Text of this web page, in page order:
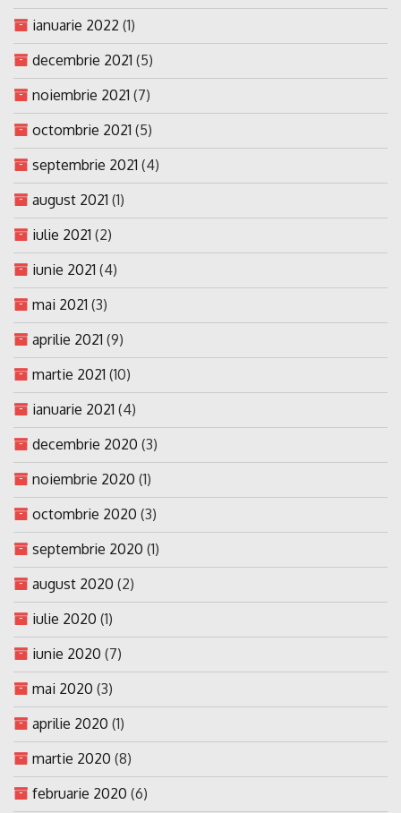
ianuarie 2022 (1)
decembrie 2021 (5)
noiembrie 2021 (7)
octombrie 2021 (5)
septembrie 2021 (4)
august 2021 (1)
iulie 2021 (2)
iunie 2021 (4)
mai 2021 (3)
aprilie 2021 (9)
martie 2021 (10)
ianuarie 2021 (4)
decembrie 2020 (3)
noiembrie 2020 (1)
octombrie 2020 (3)
septembrie 2020 (1)
august 2020 (2)
iulie 2020 (1)
iunie 2020 (7)
mai 2020 (3)
aprilie 2020 (1)
martie 2020 (8)
februarie 2020 (6)